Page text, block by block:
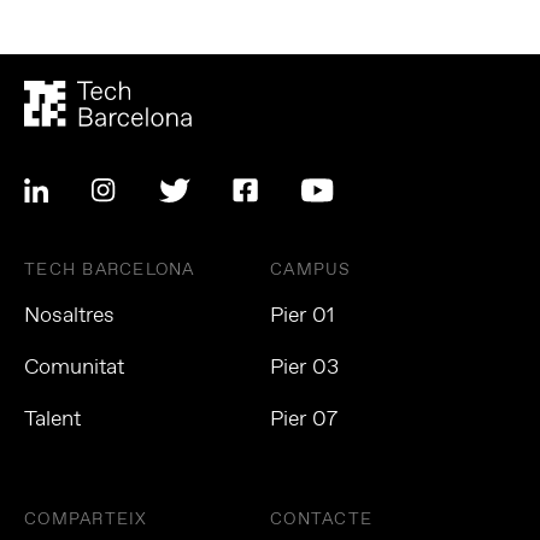
TECH BARCELONA
Nosaltres
Comunitat
Talent
CAMPUS
Pier 01
Pier 03
Pier 07
COMPARTEIX CONTACTE